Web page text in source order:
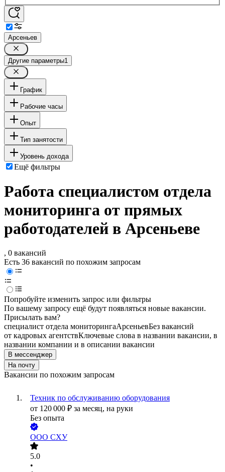
Арсеньев
Другие параметры1
График
Рабочие часы
Опыт
Тип занятости
Уровень дохода
Ещё фильтры
Работа специалистом отдела
мониторинга от прямых
работодателей в Арсеньеве
, 0 вакансий
Есть 36 вакансий по похожим запросам
Попробуйте изменить запрос или фильтры
По вашему запросу ещё будут появляться новые вакансии.
Присылать вам?
специалист отдела мониторингаАрсеньевБез вакансий
от кадровых агентствКлючевые слова в названии вакансии, в
названии компании и в описании вакансии
В мессенджер
На почту
Вакансии по похожим запросам
Техник по обслуживанию оборудования
от 120 000 ₽ за месяц, на руки
Без опыта
ООО СХУ
5.0
•